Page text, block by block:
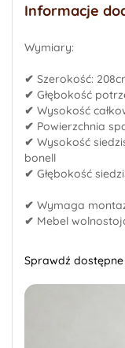
Informacje
Wymiary:
✔ Szerokość:
✔ Głębokość
✔ Wysokość
✔ Powierzchnia
✔ Wysokość
bonell
✔ Głębokość
✔ Wymaga
✔ Mebel
Sprawdź